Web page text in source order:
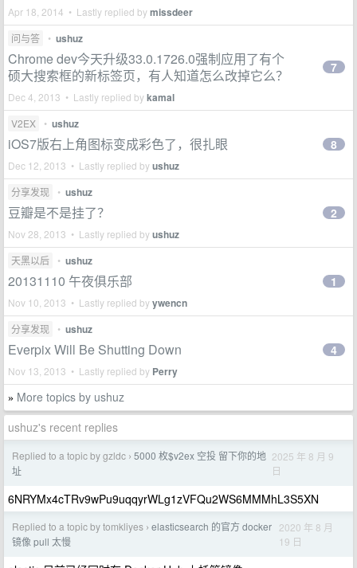
Apr 18, 2014 • Lastly replied bymissdeer
问与答 • ushuz
Chrome dev今天升级33.0.1726.0强制应用了有个
硕大搜索框的新标签页，有人知道怎么改掉它么？
Dec 4, 2013 • Lastly replied bykamal
7
V2EX • ushuz
iOS7版右上角图标变成彩色了，很扎眼
Dec 12, 2013 • Lastly replied byushuz
8
分享发现 • ushuz
豆瓣是不是挂了？
Nov 28, 2013 • Lastly replied byushuz
2
天黑以后 • ushuz
20131110 午夜俱乐部
Nov 10, 2013 • Lastly replied byywencn
1
分享发现 • ushuz
Everpix Will Be Shutting Down
Nov 13, 2013 • Lastly replied by Perry
4
» More topics by ushuz
ushuz's recent replies
Replied to a topic by gzldc › 5000 枚$v2ex 空投 留下你的地
址
2025 年 8 月 9
日
6NRYMx4cTRv9wPu9uqqyrWLg1zVFQu2WS6MMMhL3S5XN
Replied to a topic by tomkliyes › elasticsearch 的官方 docker
镜像 pull 太慢
2020 年 8 月
19 日